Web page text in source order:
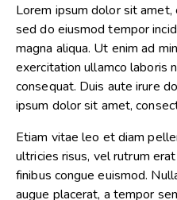
Lorem ipsum dolor sit
sed do eiusmod tempor
magna aliqua. Ut enim ad
exercitation ullamco laboris
consequat. Duis aute irure
ipsum dolor sit amet,
Etiam vitae leo et diam
ultricies risus, vel rutrum
finibus congue euismod.
augue placerat, a tempor